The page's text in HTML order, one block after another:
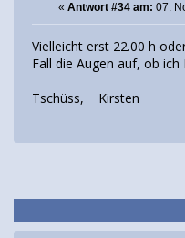
« Antwort #34 am: 07.
Vielleicht erst 22.00 h
Fall die Augen auf, ob ich
Tschüss, Kirsten